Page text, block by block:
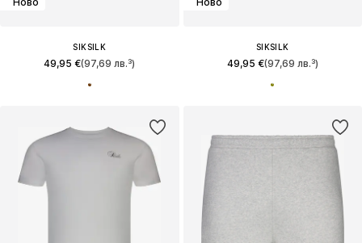
SIKSILK
49,95 €(97,69 лв.³)
SIKSILK
49,95 €(97,69 лв.³)